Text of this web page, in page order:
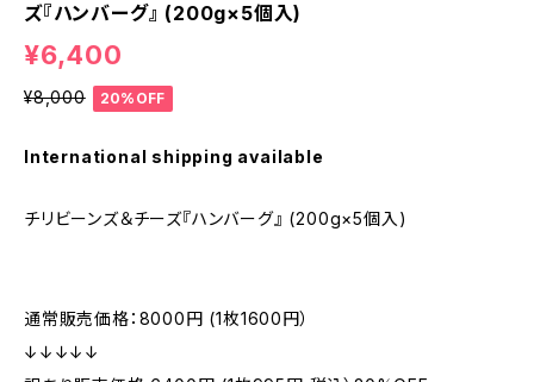
ズ『ハンバーグ』 (200g×5個入)
¥6,400
¥8,000 20%OFF
International shipping available
チリビーンズ＆チーズ『ハンバーグ』 (200g×5個入)
通常販売価格：8000円 (1枚1600円）
↓↓↓↓↓